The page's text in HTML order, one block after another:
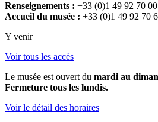
Renseignements : +33 (0)1 49 92 70 00
Accueil du musée : +33 (0)1 49 92 70
Y venir
Voir tous les accès
Le musée est ouvert du mardi au
Fermeture tous les lundis.
Voir le détail des horaires